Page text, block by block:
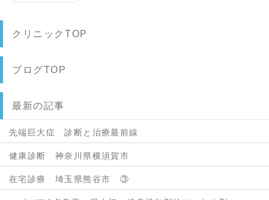
クリニックTOP
ブログTOP
最新の記事
先端巨大症 診断と治療最前線
健康診断 神奈川県横須賀市
在宅診療 埼玉県熊谷市 ③